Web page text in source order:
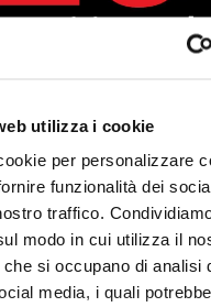
utilizza i cookie
per personalizzare
funzionalità dei
traffico.
modo in cui utilizza il
si occupano di analisi
media, i quali